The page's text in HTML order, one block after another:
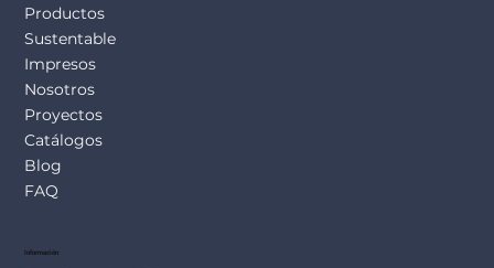
Productos
Sustentable
Impresos
Nosotros
Proyectos
Catálogos
Blog
FAQ
Información